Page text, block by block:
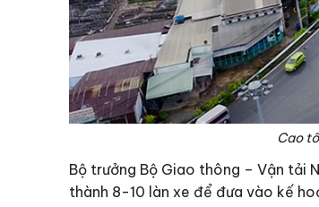
Cao
Bộ trưởng Bộ Giao thông – Vận tải
thành 8-10 làn xe để đưa vào kế